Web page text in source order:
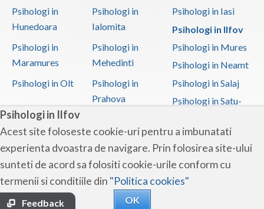
Psihologi in Ilfov
Acest site foloseste cookie-uri pentru a imbunatati
experienta dvoastra de navigare. Prin folosirea site-ului
sunteti de acord sa folositi cookie-urile conform cu
termenii si conditiile din "Politica cookies"
OK
Feedback
Psihologi in
Hunedoara
Psihologi in
Ialomita
Psihologi in Iasi
Psihologi in Ilfov
Psihologi in
Maramures
Psihologi in
Mehedinti
Psihologi in Mures
Psihologi in Neamt
Psihologi in Olt
Psihologi in
Prahova
Psihologi in Salaj
Psihologi in Satu-
Psihologi in Sibiu
Psihologi in
Suceava
Psihologi in
Teleorman
Psihologi in Timis
Psihologi in Tulcea Psihologi in Valcea
Psihologi in Vaslui
Psihologi in
Vrancea